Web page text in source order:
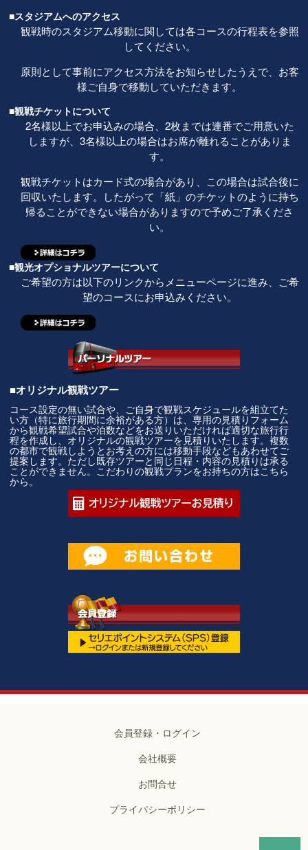
■スタジアムへのアクセス
観戦時のスタジアム移動に関しては各コースの行程表を参照
してください。
原則として事前にアクセス方法をお知らせしたうえで、お客
様ご自身で移動していただきます。
■観戦チケットについて
2名様以上でお申込みの場合、2枚までは連番でご用意いた
しますが、3名様以上の場合はお席が離れることがありま
す。
観戦チケットはカード式の場合があり、この場合は試合後に
回収いたします。したがって「紙」のチケットのように持ち
帰ることができない場合がありますので予めご了承くださ
い。
■観光オプショナルツアーについて
ご希望の方は以下のリンクからメニューページに進み、ご希
望のコースにお申込みください。
■オリジナル観戦ツアー
コース設定の無い試合や、ご自身で観戦スケジュールを組立てた
い方（特に旅行期間に余裕がある方）は、専用の見積りフォーム
から観戦希望試合や泊数などをお送りいただければ適切な旅行行
程を作成し、オリジナルの観戦ツアーを見積りいたします。複数
の都市で観戦しようとお考えの方には移動手段などもあわせてご
提案します。ただし既存ツアーと同じ日程・内容の見積りは承る
ことができません。こだわりの観戦プランをお持ちの方はこちら
から。
会員登録・ログイン
会社概要
お問合せ
プライバシーポリシー